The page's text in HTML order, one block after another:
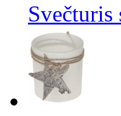
Svečturis